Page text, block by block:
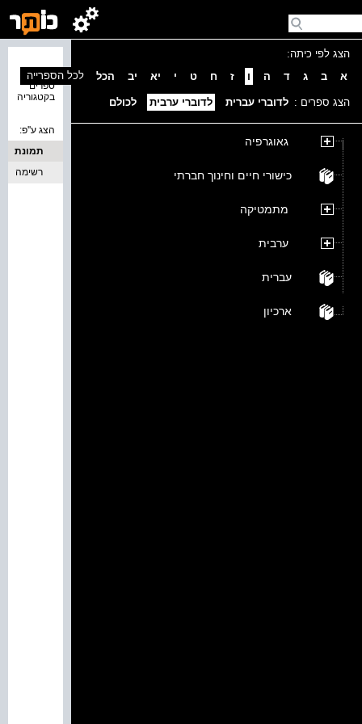
הצג לפי כיתה:
א
ב ג ד ה ו ז ח ט י יא יב הכל
הצג ספרים : לדוברי עברית לדוברי ערבית לכולם
גאוגרפיה
כישורי חיים וחינוך חברתי
מתמטיקה
ערבית
עברית
ארכיון
ספרים
בקטגוריה
לכל הספרייה
הצג ע''פ:
תמונת
כריכה
רשימה